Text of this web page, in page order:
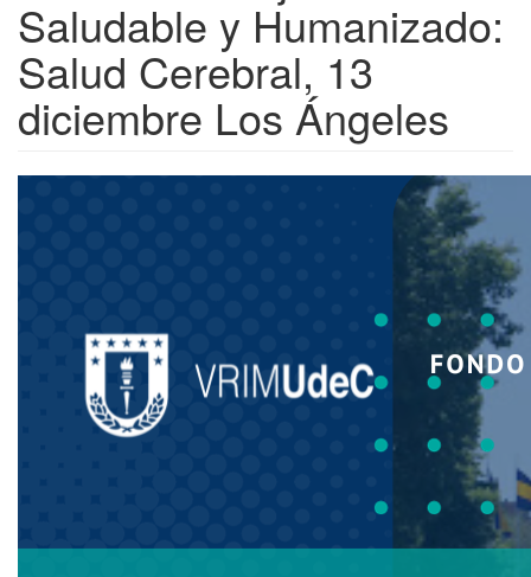
Saludable y Humanizado:
Salud Cerebral, 13
diciembre Los Ángeles